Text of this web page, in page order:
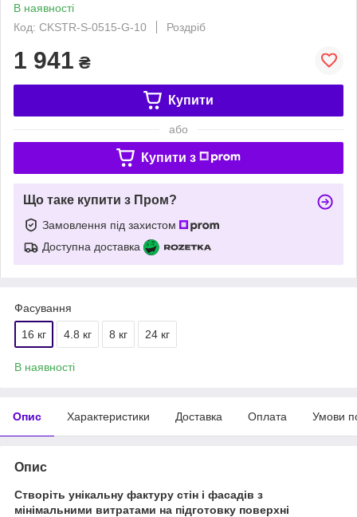
В наявності
Код: CKSTR-S-0515-G-10
Роздріб
1 941 ₴
Купити
або
Купити з
Що таке купити з Пром?
Замовлення під захистом
Доступна доставка
Фасування
16 кг 4.8 кг 8 кг 24 кг
В наявності
Опис Характеристики Доставка Оплата Умови
Опис
Створіть унікальну фактуру стін і фасадів з
мінімальними витратами на підготовку поверхні